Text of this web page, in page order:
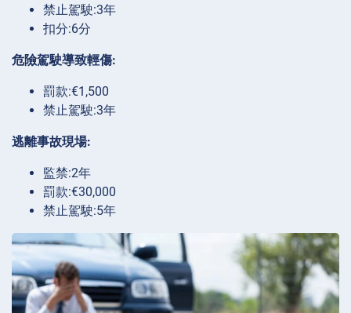
禁止駕駛:3年
扣分:6分
危險駕駛導致輕傷:
罰款:€1,500
禁止駕駛:3年
逃離事故現場:
監禁:2年
罰款:€30,000
禁止駕駛:5年